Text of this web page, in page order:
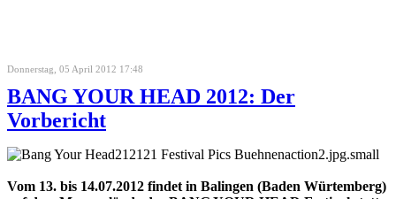
Donnerstag, 05 April 2012 17:48
BANG YOUR HEAD 2012: Der
Vorbericht
Vom 13. bis 14.07.2012 findet in Balingen (Baden Würtemberg)